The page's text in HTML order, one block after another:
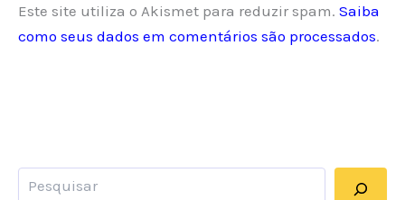
Este site utiliza o Akismet para reduzir spam. Saiba
como seus dados em comentários são processados.